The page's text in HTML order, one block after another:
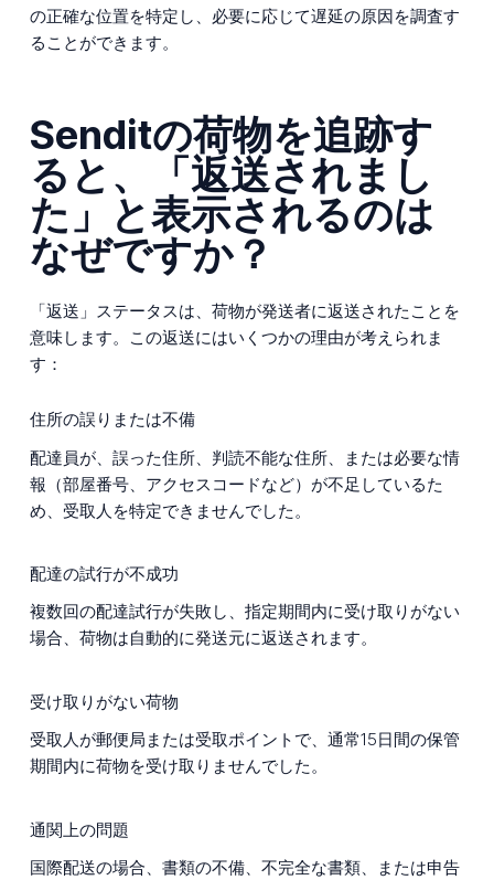
の正確な位置を特定し、必要に応じて遅延の原因を調査す
ることができます。
Senditの荷物を追跡す
ると、「返送されまし
た」と表示されるのは
なぜですか？
「返送」ステータスは、荷物が発送者に返送されたことを
意味します。この返送にはいくつかの理由が考えられま
す：
住所の誤りまたは不備
配達員が、誤った住所、判読不能な住所、または必要な情
報（部屋番号、アクセスコードなど）が不足しているた
め、受取人を特定できませんでした。
配達の試行が不成功
複数回の配達試行が失敗し、指定期間内に受け取りがない
場合、荷物は自動的に発送元に返送されます。
受け取りがない荷物
受取人が郵便局または受取ポイントで、通常15日間の保管
期間内に荷物を受け取りませんでした。
通関上の問題
国際配送の場合、書類の不備、不完全な書類、または申告